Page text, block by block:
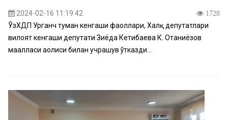
2024-02-16 11:19:42 1728
ЎзХДП Урганч туман кенгаши фаоллари, Халқ депутатлари
вилоят кенгаши депутати Зиёда Кетибаева К. Отаниёзов
маҳалласи аҳолиси билан учрашув ўтказди...